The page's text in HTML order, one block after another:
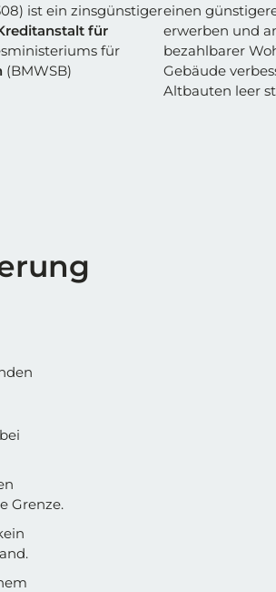
ist ein zinsgünstiger
für
für
(BMWSB)
einen
erwerben und
bezahlbarer
Gebäude
Altbauten leer
Grenze.